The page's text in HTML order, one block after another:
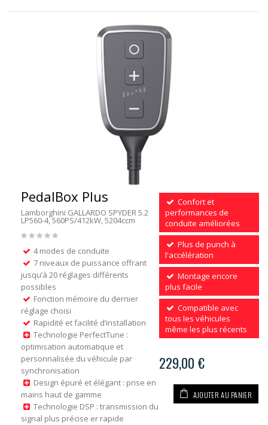
PedalBox Plus
Lamborghini GALLARDO SPYDER 5.2
LP560-4, 560PS/412kW, 5204ccm
4 modes de conduite
7 niveaux de puissance offrant
jusqu’à 20 réglages différents
possibles
Fonction mémoire du dernier
réglage choisi
Rapidité et facilité d’installation
Technologie PerfectTune :
optimisation automatique et
personnalisée du véhicule par
synchronisation
Design épuré et élégant : prise en
mains haut de gamme
Technologie DSP : transmission du
signal plus précise er rapide
Confort et
performances de
conduite améliorées
Plus de punch à
l'accélération
Montage encore
plus facile
Compatible avec
tous les véhicules
même les plus récents
229,00 €
AJOUTER AU PANIER